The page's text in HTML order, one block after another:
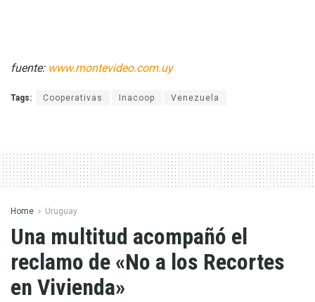
fuente: www.montevideo.com.uy
Tags: Cooperativas Inacoop Venezuela
Home Uruguay
Una multitud acompañó el
reclamo de «No a los Recortes
en Vivienda»